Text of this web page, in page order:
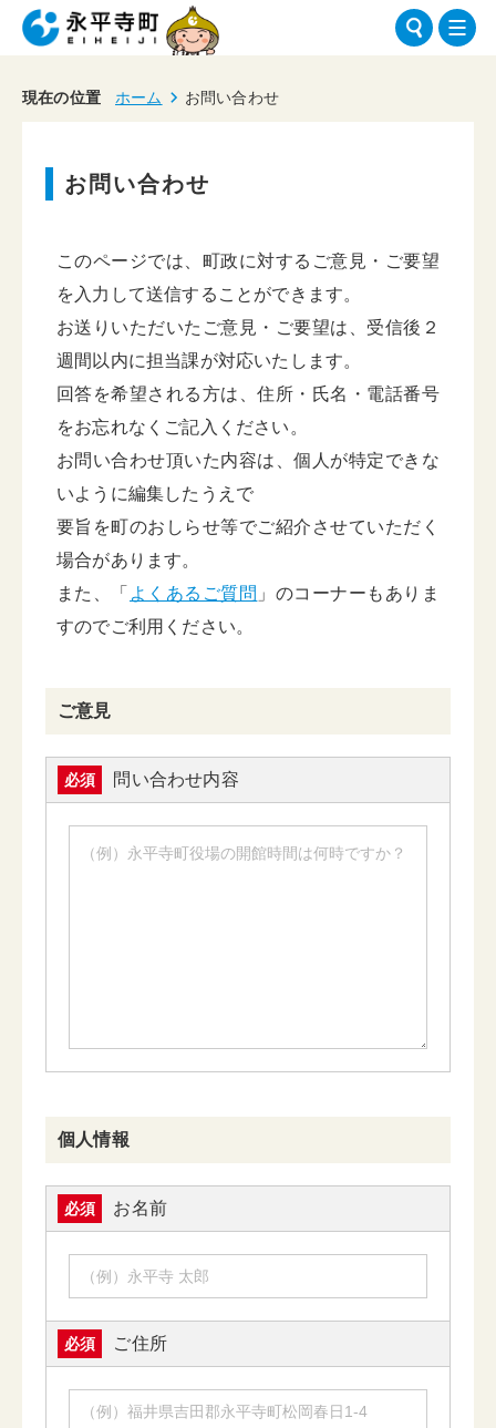
現在の位置 ホーム お問い合わせ
お問い合わせ
このページでは、町政に対するご意見・ご要望
を入力して送信することができます。
お送りいただいたご意見・ご要望は、受信後２
週間以内に担当課が対応いたします。
回答を希望される方は、住所・氏名・電話番号
をお忘れなくご記入ください。
お問い合わせ頂いた内容は、個人が特定できな
いように編集したうえで
要旨を町のおしらせ等でご紹介させていただく
場合があります。
また、「 よくあるご質問 」のコーナーもありま
すのでご利用ください。
ご意見
必須 問い合わせ内容
個人情報
必須 お名前
必須 ご住所